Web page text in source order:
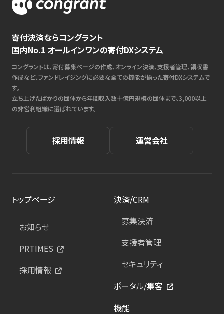
寄付決済ならコングラント
国内No.1 オールインワンの寄付DXシステム
コングラントは、寄付募集ページの作成、オンライン決済、支援者管理、領収書
作成など、ファンドレイジングに必要な全ての機能が揃った寄付DXシステムで
す。
立ち上げたばかりの団体から年間収入数十億円規模の団体まで、3,000以上
の非営利組織に選ばれています。
採用情報 運営会社
トップページ
お知らせ
PRTIMES
採用情報
決済/CRM
募集決済
支援者管理
セキュリティ
ポータル/集客
機能